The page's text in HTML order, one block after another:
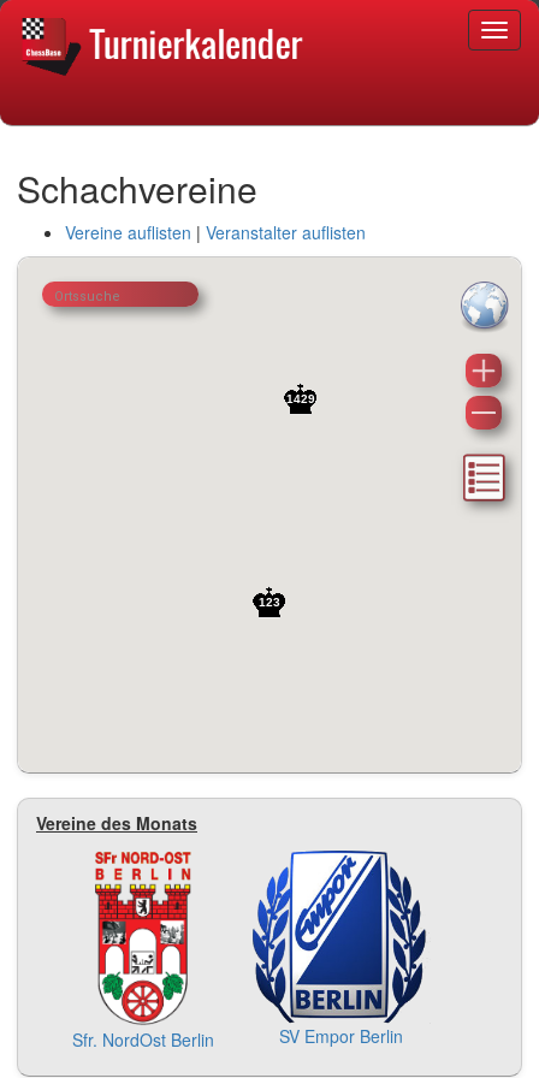
Schachvereine
Vereine auflisten | Veranstalter auflisten
1429
123
Vereine des Monats
Sfr. NordOst Berlin SV Empor Berlin